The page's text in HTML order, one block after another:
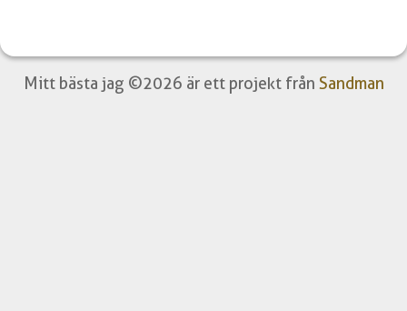
Mitt bästa jag ©2026 är ett projekt från Sandman